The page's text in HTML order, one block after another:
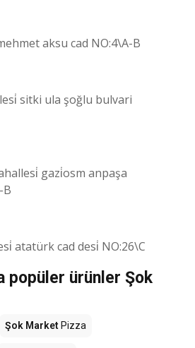
aksu cad NO:4\A-B
sitki ula şoğlu bulvari
gazi̇osm anpaşa
B
atatürk cad desi̇ NO:26\C
popüler ürünler Şok
Şok Market Pizza